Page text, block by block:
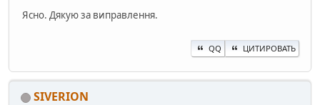
Ясно. Дякую за виправлення.
QQ ЦИТИРОВАТЬ
SIVERION